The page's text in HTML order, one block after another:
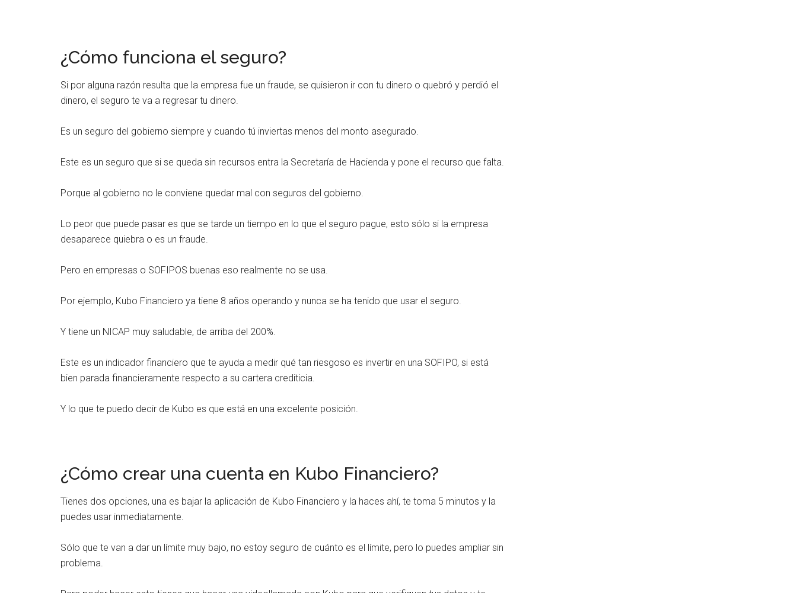
¿Cómo funciona el seguro?
Si por alguna razón resulta que la empresa fue un fraude, se quisieron ir con tu dinero o quebró y perdió el
dinero, el seguro te va a regresar tu dinero.
Es un seguro del gobierno siempre y cuando tú inviertas menos del monto asegurado.
Este es un seguro que si se queda sin recursos entra la Secretaría de Hacienda y pone el recurso que falta.
Porque al gobierno no le conviene quedar mal con seguros del gobierno.
Lo peor que puede pasar es que se tarde un tiempo en lo que el seguro pague, esto sólo si la empresa
desaparece quiebra o es un fraude.
Pero en empresas o SOFIPOS buenas eso realmente no se usa.
Por ejemplo, Kubo Financiero ya tiene 8 años operando y nunca se ha tenido que usar el seguro.
Y tiene un NICAP muy saludable, de arriba del 200%.
Este es un indicador financiero que te ayuda a medir qué tan riesgoso es invertir en una SOFIPO, si está
bien parada financieramente respecto a su cartera crediticia.
Y lo que te puedo decir de Kubo es que está en una excelente posición.
¿Cómo crear una cuenta en Kubo Financiero?
Tienes dos opciones, una es bajar la aplicación de Kubo Financiero y la haces ahí, te toma 5 minutos y la
puedes usar inmediatamente.
Sólo que te van a dar un límite muy bajo, no estoy seguro de cuánto es el límite, pero lo puedes ampliar sin
problema.